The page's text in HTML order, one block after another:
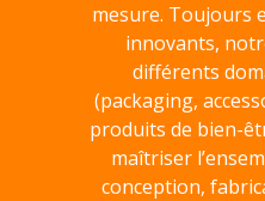
mesure. Toujours
innovants,
différents
(packaging,
produits de bien-
maîtriser
conception,